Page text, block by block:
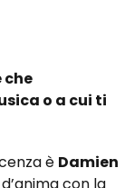
che
o a cui ti
è Damien
con la